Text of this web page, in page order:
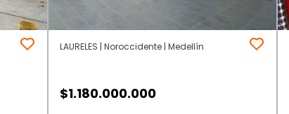
LAURELES | Noroccidente | Medellín
$1.180.000.000